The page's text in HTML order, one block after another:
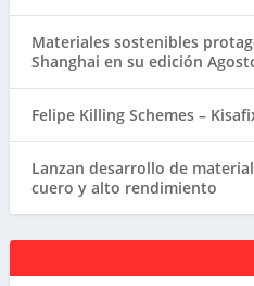
Materiales sostenibles
Shanghai en su edición
Felipe Killing Schemes –
Lanzan desarrollo de
cuero y alto rendimiento